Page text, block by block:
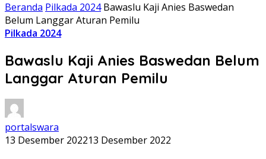
Beranda Pilkada 2024 Bawaslu Kaji Anies Baswedan
Belum Langgar Aturan Pemilu
Pilkada 2024
Bawaslu Kaji Anies Baswedan Belum
Langgar Aturan Pemilu
portalswara
13 Desember 202213 Desember 2022